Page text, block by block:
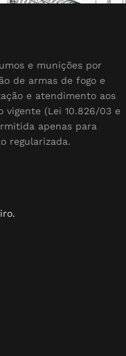
e munições por
de armas de fogo e
e atendimento aos
vigente (Lei 10.826/03 e
apenas para
regularizada.